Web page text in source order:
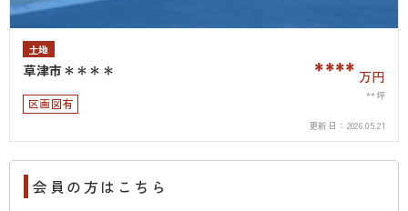
土地
草津市＊＊＊＊ **** 万円
**坪
区画図有
更新日： 2026.05.21
会員の方はこちら